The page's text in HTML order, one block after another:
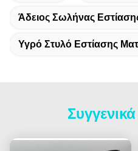
Άδειος Σωλήνας
Υγρό Στυλό Εστίασης